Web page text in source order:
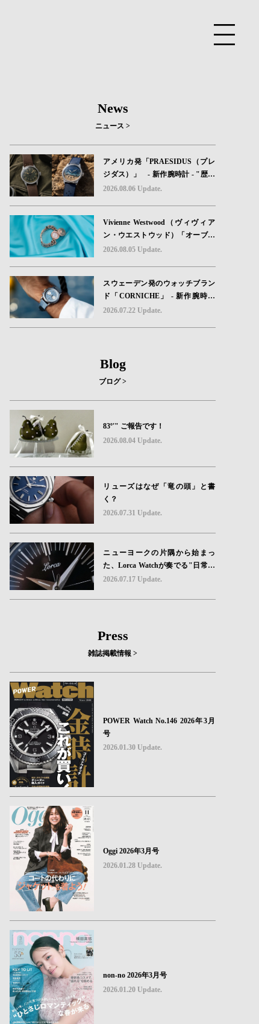
News
ニュース >
アメリカ発「PRAESIDUS（プレ
ジダス）」 - 新作腕時計 - "歴史
を身に着ける“ -戦場を駆け抜けた
字盤に閉じ込めた「A-11」コレク
ション2種類が発売。
2026.08.06 Update.
Vivienne Westwood（ヴィヴィア
ン・ウエストウッド）「オーブボ
タン」コレクションに、⽇本限定
2026.08.05 Update.
スウェーデン発のウォッチブラン
ド「CORNICHE」 - 新作腕時計
地中海の夏を映す、爽やかなブル
2026.07.22 Update.
Blog
ブログ >
83º'" ご報告です！
2026.08.04 Update.
リューズはなぜ「竜の頭」と書
く？
2026.07.31 Update.
ニューヨークの片隅から始まっ
た、Lorca Watchが奏でる"日常の
ロマン"｜Brand Picks #08
2026.07.17 Update.
Press
雑誌掲載情報 >
POWER Watch No.146 2026年3月
号
2026.01.30 Update.
Oggi 2026年3月号
2026.01.28 Update.
non-no 2026年3月号
2026.01.20 Update.